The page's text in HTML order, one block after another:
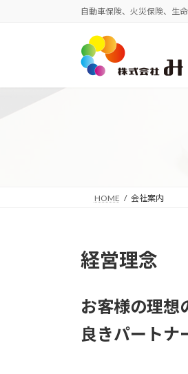
へ
ョ
自動車保険、火災保険、生
HOME 会社案内
経営理念
お客様の理想
良きパートナ